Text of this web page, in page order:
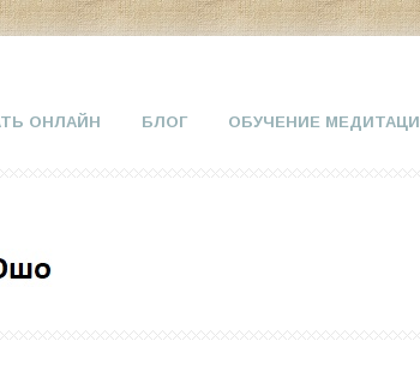
ОНЛАЙН БЛОГ ОБУЧЕНИЕ